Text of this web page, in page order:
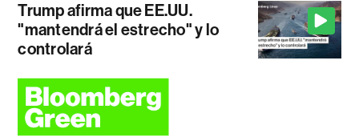
Trump afirma que EE.UU.
"mantendrá el estrecho" y lo
controlará